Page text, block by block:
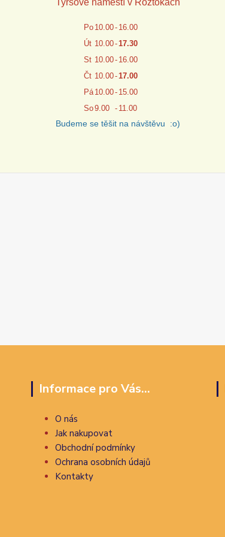
Tyršové náměstí v Roztokách
Po 10.00- 16.00
Út 10.00-17.30
St 10.00- 16.00
Čt 10.00-17.00
Pá 10.00- 15.00
So9.00 - 11.00
Budeme se těšit na návštěvu :o)
Informace pro Vás...
O nás
Jak nakupovat
Obchodní podmínky
Ochrana osobních údajů
Kontakty